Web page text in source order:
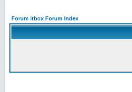
Forum Itbox Forum Index